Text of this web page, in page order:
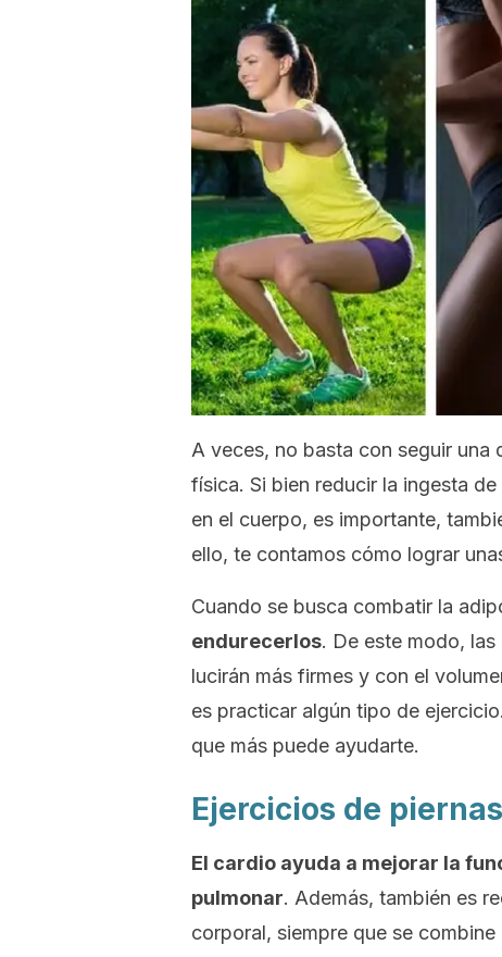
A veces, no basta con seguir una
física. Si bien reducir la ingesta
en el cuerpo, es importante,
ello, te contamos cómo lograr
Cuando se busca combatir la
endurecerlos. De este modo,
lucirán más firmes y con el
es practicar algún tipo de
que más puede ayudarte.
Ejercicios de
El cardio ayuda a mejorar la
pulmonar. Además, también es
corporal, siempre que se